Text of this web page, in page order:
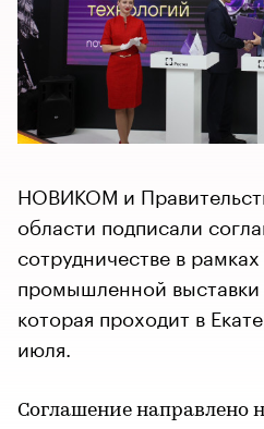
НОВИКОМ и
области подписали
сотрудничестве в
промышленной
которая проходит в
июля.
Соглашение направлено